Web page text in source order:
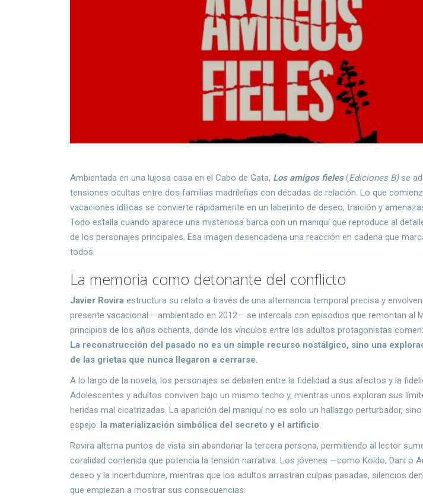
Ambientada en una lujosa casa en el Cabo de Gata, Los amigos fieles(Ediciones B)se
tensiones ocultas entre dos familias madrileñas con décadas de relación. Lo que
vacaciones idílicas se convierte rápidamente en un laberinto de deseo, traición y
Todo estalla cuando aparece una misteriosa barca con un maniquí que reproduce al
de los personajes principales. Esa imagen desencadena una reacción en cadena que
todos.
La memoria como detonante del conflicto
Javier Rovira estructura su relato a través de una alternancia temporal precisa y
presente vacacional —ambientado en 2012— se intercala con episodios que remontan al
principios de los años ochenta, donde los vínculos entre los adultos protagonistas
La reconstrucción del pasado no es un simple recurso nostálgico, sino una
de las grietas que nunca llegaron a cerrarse.
A lo largo de la novela, los personajes se debaten entre la fidelidad a sus afectos y la
Adolescentes y adultos conviven bajo un mismo techo y, mientras unos exploran sus
heridas mal cicatrizadas. La aparición del maniquí no es solo un hallazgo perturbador,
espejo: la materialización simbólica del secreto y el artificio.
Rovira alterna puntos de vista sin abandonar la tercera persona, permitiendo al lector
coralidad contenida que potencia la tensión narrativa. Los jóvenes —como Koldo, Dani o
deseo y la incertidumbre, mientras que los adultos arrastran culpas pasadas, silencios
que empiezan a mostrar sus consecuencias.